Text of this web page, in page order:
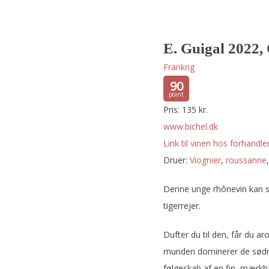
E. Guigal 2022,
Frankrig
90
Pris: 135 kr.
www.bichel.dk
Link til vinen hos
Druer:
viognier, roussanne,
Denne unge rhônevin kan
tigerrejer.
Dufter du til den, får du
munden dominerer de